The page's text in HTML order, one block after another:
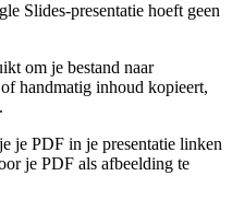
Slides-presentatie hoeft geen
om je bestand naar
handmatig inhoud kopieert,
je PDF in je presentatie linken
je PDF als afbeelding te